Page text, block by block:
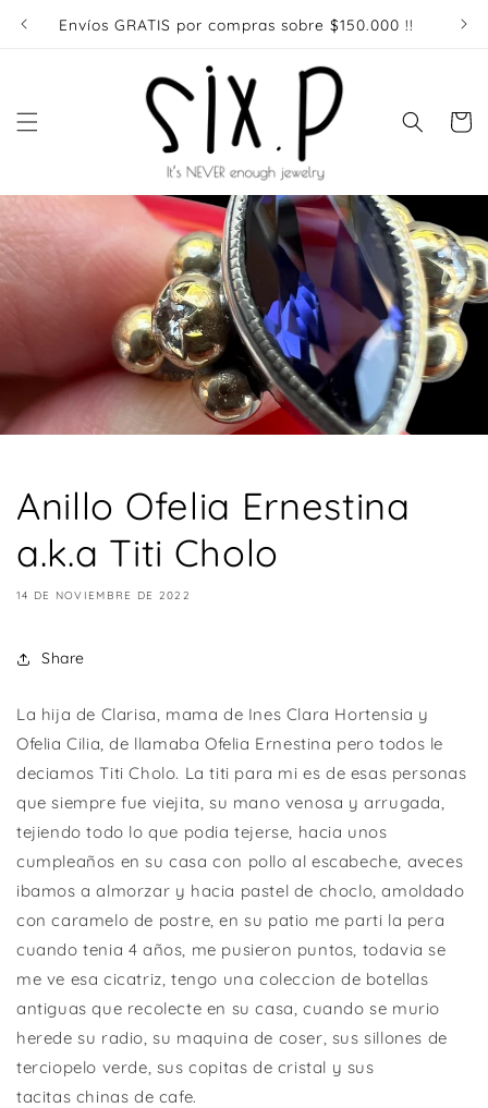
directamente
Envíos GRATIS por compras sobre $150.000 !!
Carrito
Anillo Ofelia Ernestina
a.k.a Titi Cholo
14 DE NOVIEMBRE DE 2022
Share
La hija de Clarisa, mama de Ines Clara Hortensia y
Ofelia Cilia, de llamaba Ofelia Ernestina pero todos le
deciamos Titi Cholo. La titi para mi es de esas personas
que siempre fue viejita, su mano venosa y arrugada,
tejiendo todo lo que podia tejerse, hacia unos
cumpleaños en su casa con pollo al escabeche, aveces
ibamos a almorzar y hacia pastel de choclo, amoldado
con caramelo de postre, en su patio me parti la pera
cuando tenia 4 años, me pusieron puntos, todavia se
me ve esa cicatriz, tengo una coleccion de botellas
antiguas que recolecte en su casa, cuando se murio
herede su radio, su maquina de coser, sus sillones de
terciopelo verde, sus copitas de cristal y sus
tacitas chinas de cafe.